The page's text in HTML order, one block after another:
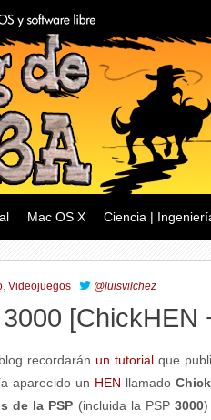
Mac OS X Ciencia |
, Videojuegos @luisvilchez
[ChickHEN
recordarán un tutorial que
aparecido un HEN llamado
de la PSP (incluida la PSP3000)